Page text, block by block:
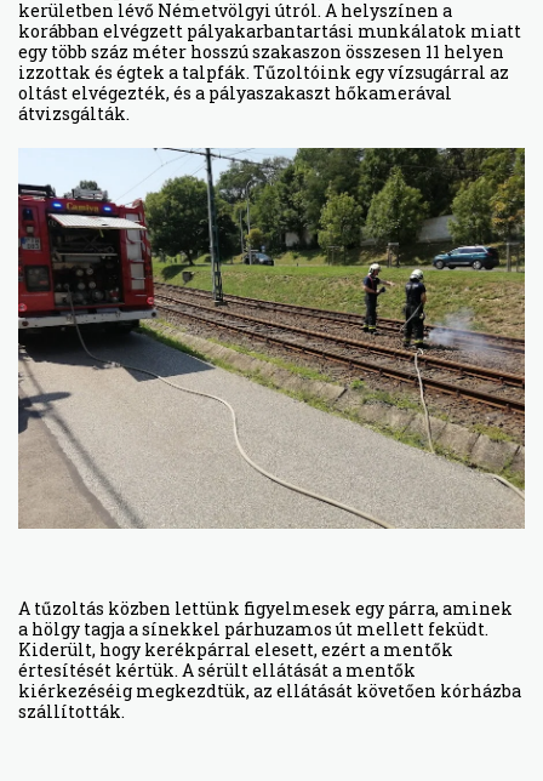
kerületben lévő Németvölgyi útról. A helyszínen a
korábban elvégzett pályakarbantartási munkálatok miatt
egy több száz méter hosszú szakaszon összesen 11 helyen
izzottak és égtek a talpfák. Tűzoltóink egy vízsugárral az
oltást elvégezték, és a pályaszakaszt hőkamerával
átvizsgálták.
A tűzoltás közben lettünk figyelmesek egy párra, aminek
a hölgy tagja a sínekkel párhuzamos út mellett feküdt.
Kiderült, hogy kerékpárral elesett, ezért a mentők
értesítését kértük. A sérült ellátását a mentők
kiérkezéséig megkezdtük, az ellátását követően kórházba
szállították.